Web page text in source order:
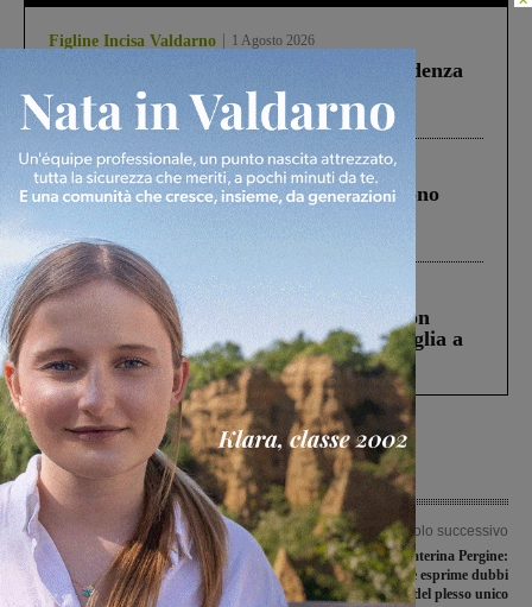
Figline Incisa Valdarno 1 Agosto 2026
Piscina di Figline finanziata oltre la scadenza
Pnrr, il gruppo di Fratelli d’Italia: “Un
ringraziamento al Governo”
Cronaca 4 Agosto 2026
Un anno fa la strage in A1 in cui morirono
Gianni, Giulia e Franco. Lo schianto, il
processo, lo stop ai sorpassi fra tir....
Cronaca 3 Agosto 2026
Scomparso da una struttura di Castiglion
Fiorentino l’uomo che aveva ucciso la figlia a
Levane nel 2020
Articolo precedente
Riccardo Ricci vince la gara di
Campogialli
Articolo successivo
Edifici scolastici di Laterina Pergine:
anche Futuro Comune esprime dubbi
contro la questione del plesso unico